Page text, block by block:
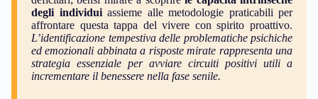
degli individuiassieme alle metodologie praticabili per
affrontare questa tappa del vivere con spirito proattivo.
L’identificazione tempestiva delle problematiche psichiche
ed emozionali abbinata a risposte mirate rappresenta una
strategia essenziale per avviare circuiti positivi utili a
incrementare il benessere nella fase senile.